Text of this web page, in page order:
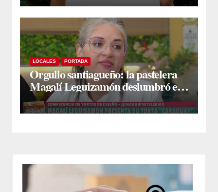
LOCALES PORTADA
Orgullo santiagueño: la pastelera
Magalí Leguizamón deslumbró en
Canal 13 con su torta “Caraguay” y
ganó la competencia